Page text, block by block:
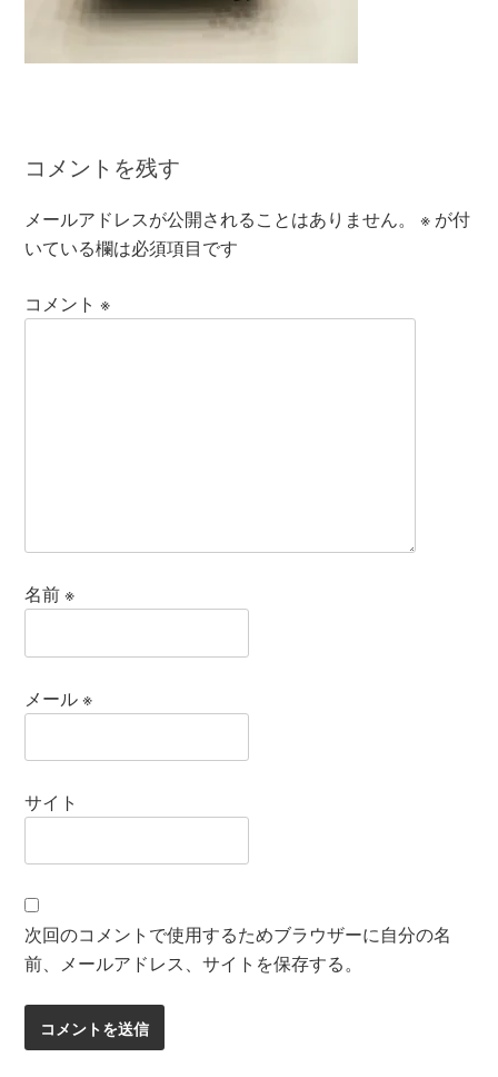
コメントを残す
メールアドレスが公開されることはありません。 ※ が付
いている欄は必須項目です
コメント※
名前※
メール※
サイト
次回のコメントで使用するためブラウザーに自分の名
前、メールアドレス、サイトを保存する。